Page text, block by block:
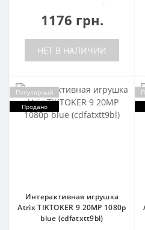
1176 грн.
НЕТ В НАЛИЧИИ
Популярный
Продано
Интерактивная игрушка
Atrix TIKTOKER 9 20MP 1080p
blue (cdfatxtt9bl)